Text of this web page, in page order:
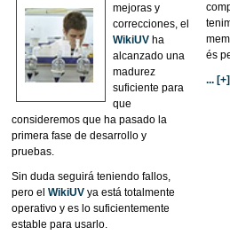
mejoras y
correcciones, el
WikiUVha
alcanzado una
madurez
suficiente para
que
consideremos que ha pasado la
primera fase de desarrollo y
pruebas.
Sin duda seguirá teniendo fallos,
pero el WikiUVya está totalmente
operativo y es lo suficientemente
estable para usarlo.
és
... [+]